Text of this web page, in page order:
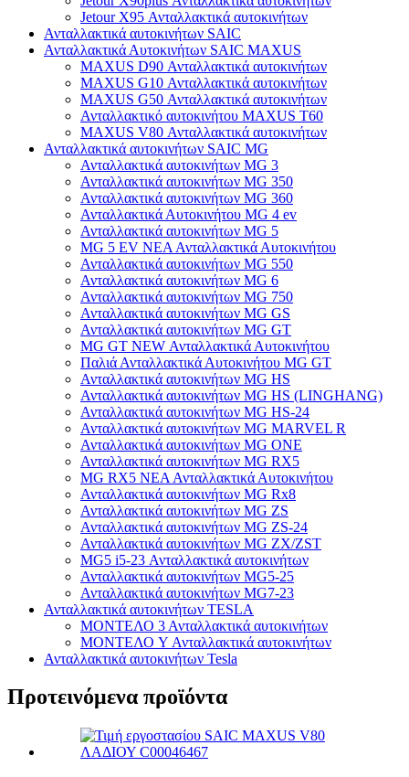
Jetour X95 Ανταλλακτικά αυτοκινήτων
Ανταλλακτικά αυτοκινήτων SAIC
Ανταλλακτικά Αυτοκινήτων SAIC MAXUS
MAXUS D90 Ανταλλακτικά αυτοκινήτων
MAXUS G10 Ανταλλακτικά αυτοκινήτων
MAXUS G50 Ανταλλακτικά αυτοκινήτων
Ανταλλακτικό αυτοκινήτου MAXUS T60
MAXUS V80 Ανταλλακτικά αυτοκινήτων
Ανταλλακτικά αυτοκινήτων SAIC MG
Ανταλλακτικά αυτοκινήτων MG 3
Ανταλλακτικά αυτοκινήτων MG 350
Ανταλλακτικά αυτοκινήτων MG 360
Ανταλλακτικά Αυτοκινήτου MG 4 ev
Ανταλλακτικά αυτοκινήτων MG 5
MG 5 EV ΝΕΑ Ανταλλακτικά Αυτοκινήτου
Ανταλλακτικά αυτοκινήτων MG 550
Ανταλλακτικά αυτοκινήτων MG 6
Ανταλλακτικά αυτοκινήτων MG 750
Ανταλλακτικά αυτοκινήτων MG GS
Ανταλλακτικά αυτοκινήτων MG GT
MG GT NEW Ανταλλακτικά Αυτοκινήτου
Παλιά Ανταλλακτικά Αυτοκινήτου MG GT
Ανταλλακτικά αυτοκινήτων MG HS
Ανταλλακτικά αυτοκινήτων MG HS (LINGHANG)
Ανταλλακτικά αυτοκινήτων MG HS-24
Ανταλλακτικά αυτοκινήτων MG MARVEL R
Ανταλλακτικά αυτοκινήτων MG ONE
Ανταλλακτικά αυτοκινήτων MG RX5
MG RX5 ΝΕΑ Ανταλλακτικά Αυτοκινήτου
Ανταλλακτικά αυτοκινήτων MG Rx8
Ανταλλακτικά αυτοκινήτων MG ZS
Ανταλλακτικά αυτοκινήτων MG ZS-24
Ανταλλακτικά αυτοκινήτων MG ZX/ZST
MG5 i5-23 Ανταλλακτικά αυτοκινήτων
Ανταλλακτικά αυτοκινήτων MG5-25
Ανταλλακτικά αυτοκινήτων MG7-23
Ανταλλακτικά αυτοκινήτων TESLA
ΜΟΝΤΕΛΟ 3 Ανταλλακτικά αυτοκινήτων
ΜΟΝΤΕΛΟ Y Ανταλλακτικά αυτοκινήτων
Ανταλλακτικά αυτοκινήτων Tesla
Προτεινόμενα προϊόντα